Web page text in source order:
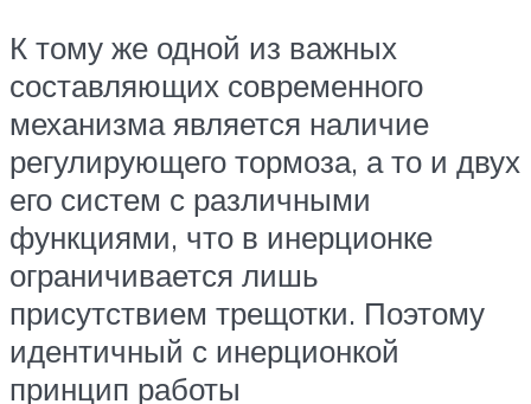
К тому же одной из важных
составляющих современного
механизма является наличие
регулирующего тормоза, а то и двух
его систем с различными
функциями, что в инерционке
ограничивается лишь
присутствием трещотки. Поэтому
идентичный с инерционкой
принцип работы